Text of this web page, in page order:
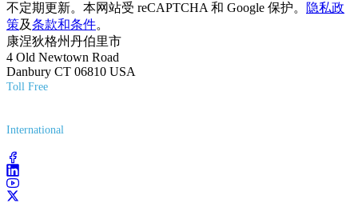
不定期更新。本网站受 reCAPTCHA 和 Google 保护。
隐私政
策及条款和条件。
康涅狄格州丹伯里市
4 Old Newtown Road
Danbury CT 06810 USA
Toll Free
International